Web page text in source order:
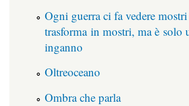
Ogni guerra ci fa vedere
trasforma in mostri, ma è solo
inganno
Oltreoceano
Ombra che parla